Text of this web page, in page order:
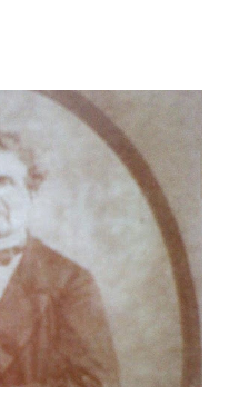
se dedicar aos
o trabalho em primeiro
No comércio foi
e depois de uma
que renegam suas
passado, orgulhava-se
incontáveis vezes
seu horário normal em